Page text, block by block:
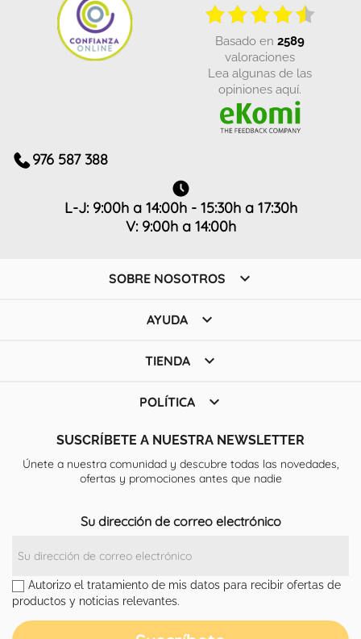
basado en 2589
valoraciones
Lea algunas de las
opiniones aquí.
976 587 388
L-J: 9:00h a 14:00h - 15:30h a 17:30h
V: 9:00h a 14:00h
SOBRE NOSOTROS 
AYUDA 
TIENDA 
POLÍTICA 
SUSCRÍBETE A NUESTRA NEWSLETTER
Únete a nuestra comunidad y descubre todas las novedades,
ofertas y promociones antes que nadie
Su dirección de correo electrónico
Autorizo el tratamiento de mis datos para recibir ofertas de
productos y noticias relevantes.